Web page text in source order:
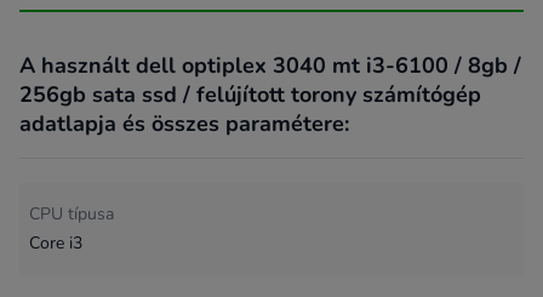
A használt dell optiplex 3040 mt i3-6100 / 8gb /
256gb sata ssd / felújított torony számítógép
adatlapja és összes paramétere:
CPU típusa
Core i3